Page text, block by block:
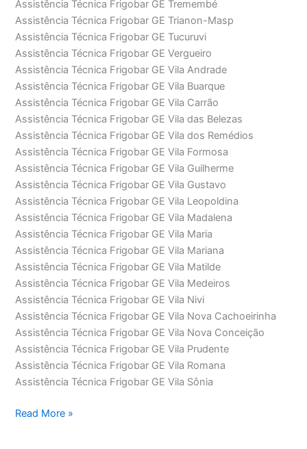
Assistência Técnica Frigobar GE Tremembé
Assistência Técnica Frigobar GE Trianon-Masp
Assistência Técnica Frigobar GE Tucuruvi
Assistência Técnica Frigobar GE Vergueiro
Assistência Técnica Frigobar GE Vila Andrade
Assistência Técnica Frigobar GE Vila Buarque
Assistência Técnica Frigobar GE Vila Carrão
Assistência Técnica Frigobar GE Vila das Belezas
Assistência Técnica Frigobar GE Vila dos Remédios
Assistência Técnica Frigobar GE Vila Formosa
Assistência Técnica Frigobar GE Vila Guilherme
Assistência Técnica Frigobar GE Vila Gustavo
Assistência Técnica Frigobar GE Vila Leopoldina
Assistência Técnica Frigobar GE Vila Madalena
Assistência Técnica Frigobar GE Vila Maria
Assistência Técnica Frigobar GE Vila Mariana
Assistência Técnica Frigobar GE Vila Matilde
Assistência Técnica Frigobar GE Vila Medeiros
Assistência Técnica Frigobar GE Vila Nivi
Assistência Técnica Frigobar GE Vila Nova Cachoeirinha
Assistência Técnica Frigobar GE Vila Nova Conceição
Assistência Técnica Frigobar GE Vila Prudente
Assistência Técnica Frigobar GE Vila Romana
Assistência Técnica Frigobar GE Vila Sônia
Assistência
Read More »